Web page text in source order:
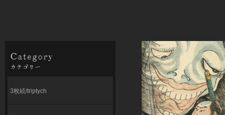
3枚続/triptych